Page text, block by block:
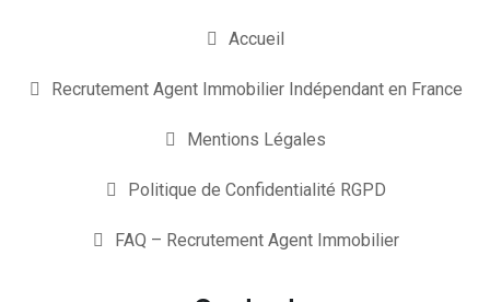
Accueil
Recrutement Agent Immobilier Indépendant en France
Mentions Légales
Politique de Confidentialité RGPD
FAQ – Recrutement Agent Immobilier